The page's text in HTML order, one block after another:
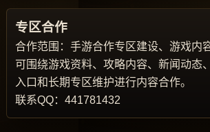
专区合作
合作范围：手游合作专区建设、游戏内
可围绕游戏资料、攻略内容、新闻动态
入口和长期专区维护进行内容合作。
联系QQ：441781432